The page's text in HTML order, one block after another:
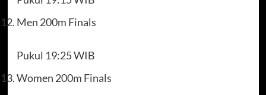
Men 200m Finals
Pukul 19:25 WIB
Women 200m Finals